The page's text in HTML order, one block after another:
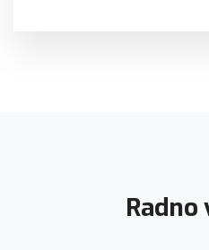
Radno